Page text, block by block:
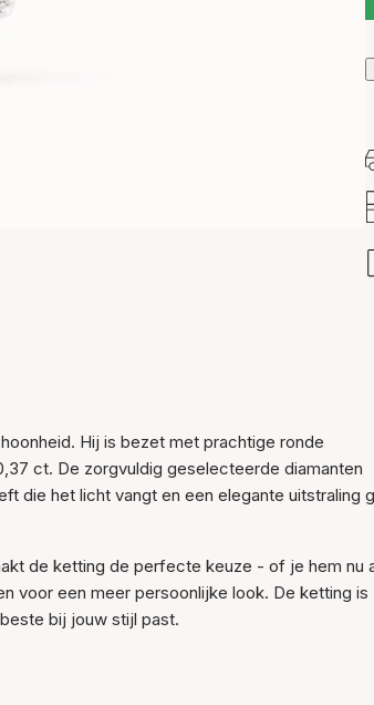
Item is toegevoegd aan
het winkelmandje
Hij is bezet met prachtige ronde
ct. De zorgvuldig geselecteerde diamanten
die het licht vangt en een elegante uitstraling
de ketting de perfecte keuze - of je hem nu
voor een meer persoonlijke look. De ketting is
bij jouw stijl past.